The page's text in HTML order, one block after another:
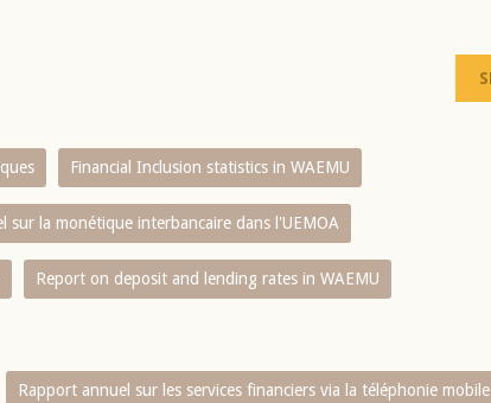
Financial Inclusion statistics in WAEMU
sur la monétique interbancaire dans l'UEMOA
Report on deposit and lending rates in WAEMU
Rapport annuel sur les services financiers via la téléphonie mobile